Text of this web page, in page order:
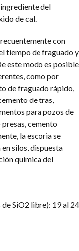
del
de cal.
con
tiempo de fraguado y
este modo es posible
como por
de fraguado rápido,
de tras,
para pozos de
cemento
la escoria se
silos, dispuesta
química del
de SiO2 libre): 19 al 24